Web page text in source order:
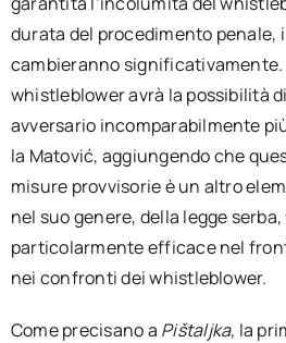
durata del procedimento penale,
cambieranno significativamente.
whistleblower avrà la possibilità
avversario incomparabilmente
la Matović, aggiungendo che
misure provvisorie è un altro
nel suo genere, della legge
particolarmente efficace nel
nei confronti dei whistleblower.
Come precisano a Pištaljka, la